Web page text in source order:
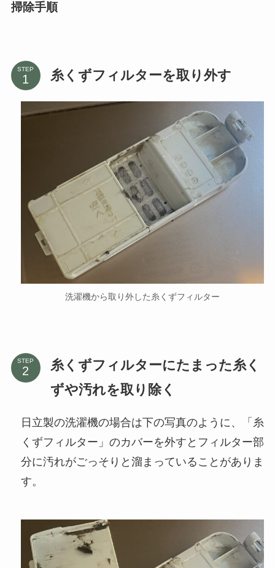
掃除手順
STEP 糸くずフィルターを取り外す
洗濯機から取り外した糸くずフィルター
STEP
糸くずフィルターにたまった糸く
ずや汚れを取り除く
日立製の洗濯機の場合は下の写真のように、「糸
くずフィルター」のカバーを外すとフィルター部
分に汚れがごっそりと溜まっていることがありま
す。